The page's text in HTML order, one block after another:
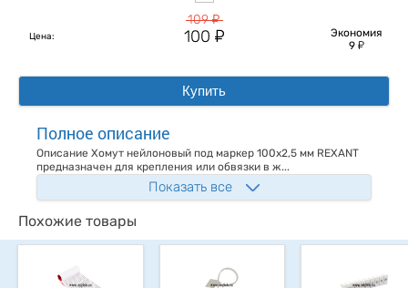
Цена:
109у
100 у
Экономия
9 у
Купить
Полное описание
Описание Хомут нейлоновый под маркер 100х2,5 мм REXANT
предназначен для крепления или обвязки в ж...
Показать все
Похожие товары